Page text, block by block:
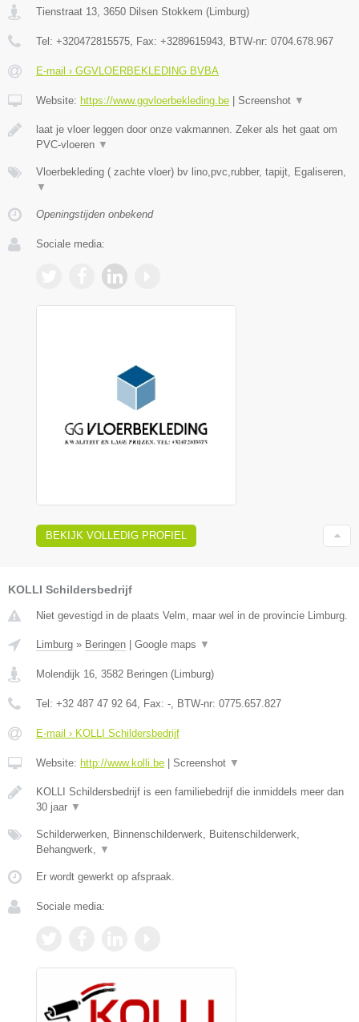
Tienstraat 13, 3650 Dilsen Stokkem (Limburg)
Tel: +320472815575, Fax: +3289615943, BTW-nr: 0704.678.967
E-mail › GGVLOERBEKLEDING BVBA
Website: https://www.ggvloerbekleding.be Screenshot ▼
laat je vloer leggen door onze vakmannen. Zeker als het gaat om
PVC-vloeren ▼
Vloerbekleding ( zachte vloer) bv lino,pvc,rubber, tapijt, Egaliseren,
▼
Openingstijden onbekend
Sociale media:
BEKIJK VOLLEDIG PROFIEL
KOLLI Schildersbedrijf
Niet gevestigd in de plaats Velm, maar wel in de provincie Limburg.
Limburg » Beringen Google maps ▼
Molendijk 16, 3582 Beringen (Limburg)
Tel: +32 487 47 92 64, Fax: -, BTW-nr: 0775.657.827
E-mail › KOLLI Schildersbedrijf
Website: http://www.kolli.be Screenshot ▼
KOLLI Schildersbedrijf is een familiebedrijf die inmiddels meer dan
30 jaar ▼
Schilderwerken, Binnenschilderwerk, Buitenschilderwerk,
Behangwerk, ▼
Er wordt gewerkt op afspraak.
Sociale media: